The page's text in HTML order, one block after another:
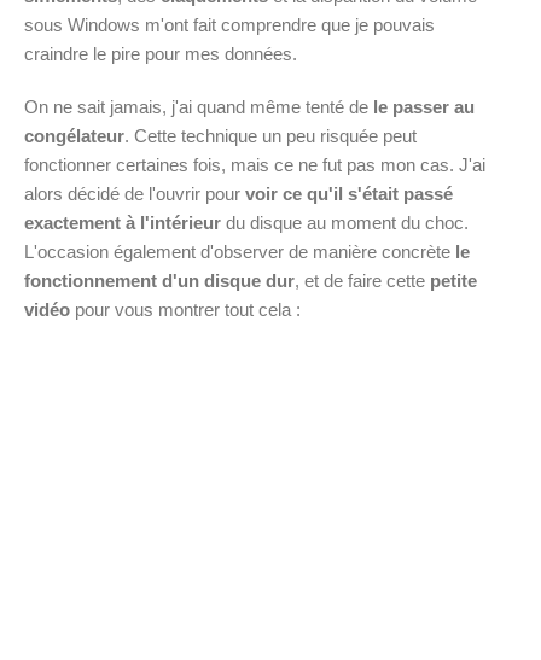
sous Windows m'ont fait comprendre que je pouvais
craindre le pire pour mes données.
On ne sait jamais, j'ai quand même tenté de le passer au
congélateur. Cette technique un peu risquée peut
fonctionner certaines fois, mais ce ne fut pas mon cas. J'ai
alors décidé de l'ouvrir pour voir ce qu'il s'était passé
exactement à l'intérieur du disque au moment du choc.
L'occasion également d'observer de manière concrète le
fonctionnement d'un disque dur, et de faire cette petite
vidéo pour vous montrer tout cela :